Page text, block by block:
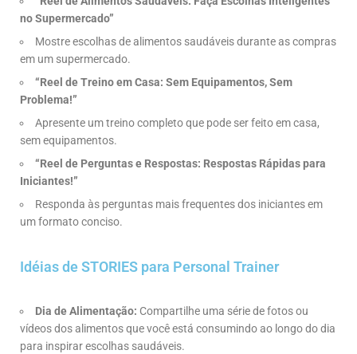
no Supermercado”
Mostre escolhas de alimentos saudáveis durante as compras
em um supermercado.
“Reel de Treino em Casa: Sem Equipamentos, Sem
Problema!”
Apresente um treino completo que pode ser feito em casa,
sem equipamentos.
“Reel de Perguntas e Respostas: Respostas Rápidas para
Iniciantes!”
Responda às perguntas mais frequentes dos iniciantes em
um formato conciso.
Idéias de STORIES para Personal Trainer
Dia de Alimentação: Compartilhe uma série de fotos ou
vídeos dos alimentos que você está consumindo ao longo do dia
para inspirar escolhas saudáveis.